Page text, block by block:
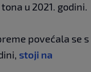
u 2021. godini.
povećala se s
stoji na